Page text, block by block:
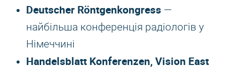
Deutscher Röntgenkongress —
найбільша конференція радіологів у
Німеччині
Handelsblatt Konferenzen, Vision East